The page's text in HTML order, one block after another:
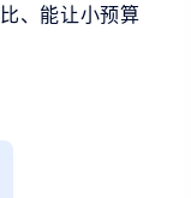
、能让小预算